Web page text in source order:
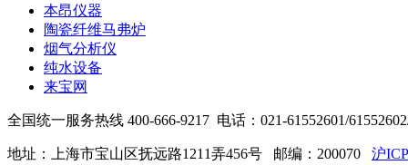
本昂仪器
陶瓷纤维马弗炉
烟气分析仪
纯水设备
来宝网
全国统一服务热线 400-666-9217 电话：021-61552601/
地址：上海市宝山区抚远路1211弄456号 邮编：200070 沪